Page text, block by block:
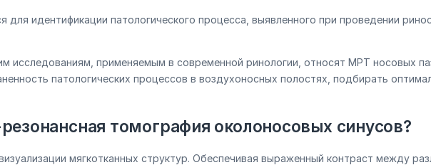
идентификации патологического процесса, выявленного при проведении
исследованиям, применяемым в современной ринологии, относят МРТ носовых
патологических процессов в воздухоносных полостях, подбирать
томография околоносовых синусов?
мягкотканных структур. Обеспечивая выраженный контраст между